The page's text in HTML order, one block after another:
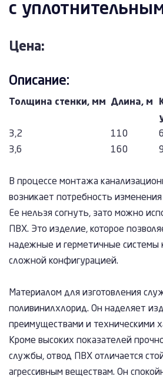
с
Цена:
Описание:
Толщина стенки, мм Длина, м
3,2
110
3,6
160
В процессе монтажа
возникает потребность
Ее нельзя согнуть, зато можно
ПВХ. Это изделие, которое
надежные и герметичные системы
сложной конфигурацией.
Материалом для изготовления
поливинилхлорид. Он наделяет
преимуществами и техническими
Кроме высоких показателей
службы, отвод ПВХ отличается
агрессивным веществам. Он